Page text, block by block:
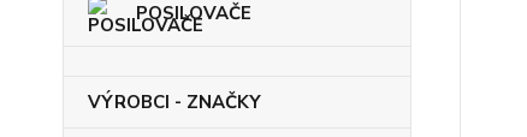
POSILOVAČE
VÝROBCI - ZNAČKY